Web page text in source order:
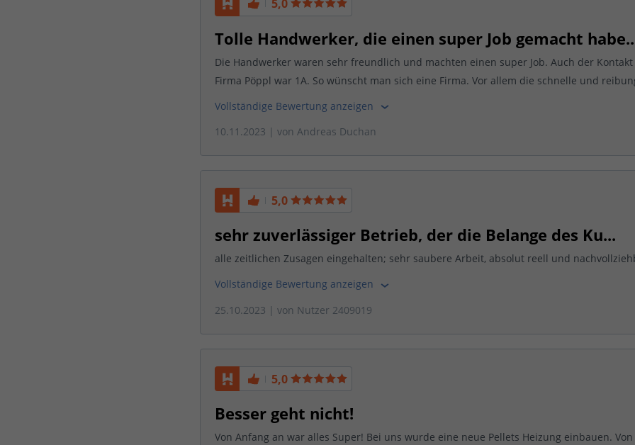
5,0
Tolle Handwerker, die einen super Job gemacht
Die Handwerker waren sehr freundlich und machten einen super Job. Auch der
Firma Pöppl war 1A. So wünscht man sich eine Firma. Vor allem die schnelle und
Vollständige Bewertung anzeigen
10.11.2023 | von Andreas Duchan
5,0
sehr zuverlässiger Betrieb, der die Belange des Ku...
alle zeitlichen Zusagen eingehalten; sehr saubere Arbeit, absolut reell und
Vollständige Bewertung anzeigen
25.10.2023 | von Nutzer 2409019
5,0
Besser geht nicht!
Von Anfang an war alles Super! Bei uns wurde eine neue Pellets Heizung einbauen.